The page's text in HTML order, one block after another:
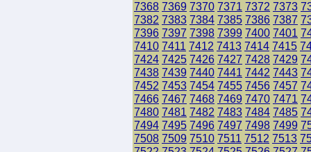
7368 7369 7370 7371 7372 7373
7382 7383 7384 7385 7386 7387
7396 7397 7398 7399 7400 7401
7410 7411 7412 7413 7414 7415
7424 7425 7426 7427 7428 7429
7438 7439 7440 7441 7442 7443
7452 7453 7454 7455 7456 7457
7466 7467 7468 7469 7470 7471
7480 7481 7482 7483 7484 7485
7494 7495 7496 7497 7498 7499
7508 7509 7510 7511 7512 7513